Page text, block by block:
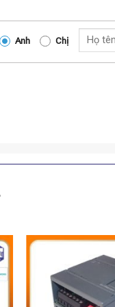
Anh Chị